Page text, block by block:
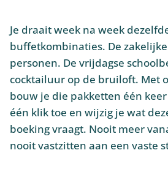
Je draait week na week
buffetkombinaties. De
personen. De vrijdagse
cocktailuur op de bruiloft. Met
bouw je die pakketten één
één klik toe en wijzig je wat
boeking vraagt. Nooit meer
nooit vastzitten aan een vaste